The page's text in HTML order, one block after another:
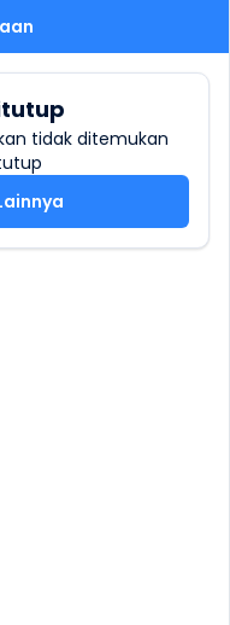
tidak ditemukan